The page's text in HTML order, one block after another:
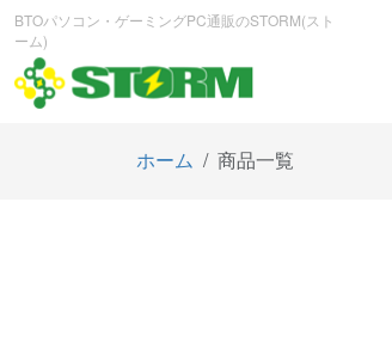
BTOパソコン・ゲーミングPC通販のSTORM(スト
ーム)
ホーム 商品一覧